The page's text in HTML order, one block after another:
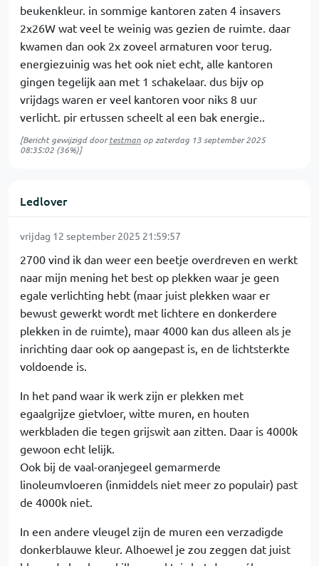
beukenkleur. in sommige kantoren zaten 4 insavers
2x26W wat veel te weinig was gezien de ruimte. daar
kwamen dan ook 2x zoveel armaturen voor terug.
energiezuinig was het ook niet echt, alle kantoren
gingen tegelijk aan met 1 schakelaar. dus bijv op
vrijdags waren er veel kantoren voor niks 8 uur
verlicht. pir ertussen scheelt al een bak energie..
[Bericht gewijzigd doortestman op zaterdag 13 september 2025
08:35:02 (36%)]
Ledlover
vrijdag 12 september 2025 21:59:57
2700 vind ik dan weer een beetje overdreven en werkt
naar mijn mening het best op plekken waar je geen
egale verlichting hebt (maar juist plekken waar er
bewust gewerkt wordt met lichtere en donkerdere
plekken in de ruimte), maar 4000 kan dus alleen als je
inrichting daar ook op aangepast is, en de lichtsterkte
voldoende is.
In het pand waar ik werk zijn er plekken met
egaalgrijze gietvloer, witte muren, en houten
werkbladen die tegen grijswit aan zitten. Daar is 4000k
gewoon echt lelijk.
Ook bij de vaal-oranjegeel gemarmerde
linoleumvloeren (inmiddels niet meer zo populair) past
de 4000k niet.
In een andere vleugel zijn de muren een verzadigde
donkerblauwe kleur. Alhoewel je zou zeggen dat juist